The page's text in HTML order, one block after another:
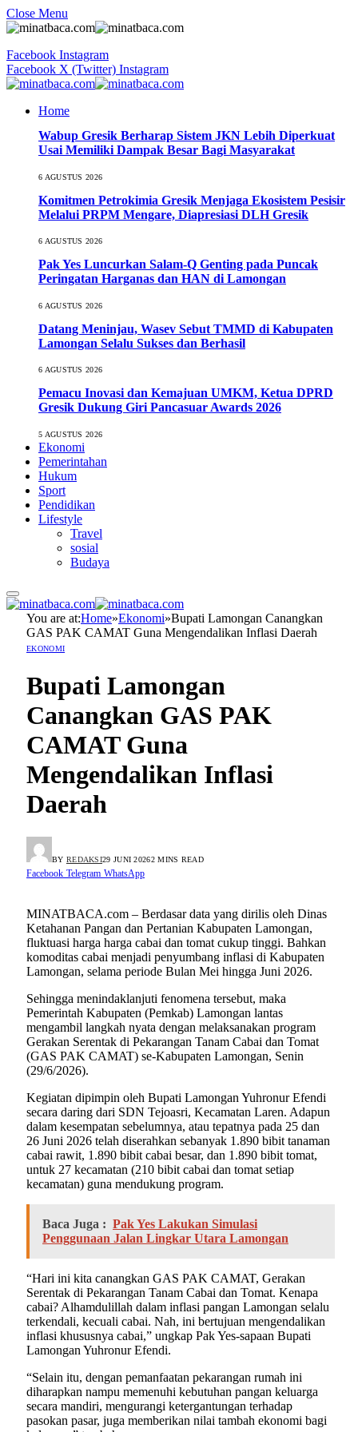
Close Menu
Facebook Instagram
Facebook X (Twitter) Instagram
Home
Wabup Gresik Berharap Sistem JKN Lebih Diperkuat
Usai Memiliki Dampak Besar Bagi Masyarakat
6 AGUSTUS 2026
Komitmen Petrokimia Gresik Menjaga Ekosistem Pesisir
Melalui PRPM Mengare, Diapresiasi DLH Gresik
6 AGUSTUS 2026
Pak Yes Luncurkan Salam-Q Genting pada Puncak
Peringatan Harganas dan HAN di Lamongan
6 AGUSTUS 2026
Datang Meninjau, Wasev Sebut TMMD di Kabupaten
Lamongan Selalu Sukses dan Berhasil
6 AGUSTUS 2026
Pemacu Inovasi dan Kemajuan UMKM, Ketua DPRD
Gresik Dukung Giri Pancasuar Awards 2026
5 AGUSTUS 2026
Ekonomi
Pemerintahan
Hukum
Sport
Pendidikan
Lifestyle
Travel
sosial
Budaya
You are at:Home»Ekonomi»Bupati Lamongan Canangkan
GAS PAK CAMAT Guna Mengendalikan Inflasi Daerah
EKONOMI
Bupati Lamongan
Canangkan GAS PAK
CAMAT Guna
Mengendalikan Inflasi
Daerah
BY REDAKSI29 JUNI 20262 MINS READ
Facebook Telegram WhatsApp
MINATBACA.com – Berdasar data yang dirilis oleh Dinas
Ketahanan Pangan dan Pertanian Kabupaten Lamongan,
fluktuasi harga harga cabai dan tomat cukup tinggi. Bahkan
komoditas cabai menjadi penyumbang inflasi di Kabupaten
Lamongan, selama periode Bulan Mei hingga Juni 2026.
Sehingga menindaklanjuti fenomena tersebut, maka
Pemerintah Kabupaten (Pemkab) Lamongan lantas
mengambil langkah nyata dengan melaksanakan program
Gerakan Serentak di Pekarangan Tanam Cabai dan Tomat
(GAS PAK CAMAT) se-Kabupaten Lamongan, Senin
(29/6/2026).
Kegiatan dipimpin oleh Bupati Lamongan Yuhronur Efendi
secara daring dari SDN Tejoasri, Kecamatan Laren. Adapun
dalam kesempatan sebelumnya, atau tepatnya pada 25 dan
26 Juni 2026 telah diserahkan sebanyak 1.890 bibit tanaman
cabai rawit, 1.890 bibit cabai besar, dan 1.890 bibit tomat,
untuk 27 kecamatan (210 bibit cabai dan tomat setiap
kecamatan) guna mendukung program.
Baca Juga : Pak Yes Lakukan Simulasi
Penggunaan Jalan Lingkar Utara Lamongan
“Hari ini kita canangkan GAS PAK CAMAT, Gerakan
Serentak di Pekarangan Tanam Cabai dan Tomat. Kenapa
cabai? Alhamdulillah dalam inflasi pangan Lamongan selalu
terkendali, kecuali cabai. Nah, ini bertujuan mengendalikan
inflasi khususnya cabai,” ungkap Pak Yes-sapaan Bupati
Lamongan Yuhronur Efendi.
“Selain itu, dengan pemanfaatan pekarangan rumah ini
diharapkan nampu memenuhi kebutuhan pangan keluarga
secara mandiri, mengurangi ketergantungan terhadap
pasokan pasar, juga memberikan nilai tambah ekonomi bagi